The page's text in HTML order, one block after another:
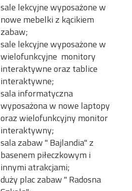
sale lekcyjne wyposażone w
nowe mebelki z kącikiem
zabaw;
sale lekcyjne wyposażone w
wielofunkcyjne monitory
interaktywne oraz tablice
interaktywne;
sala informatyczna
wyposażona w nowe laptopy
oraz wielofunkcyjny monitor
interaktywny;
sala zabaw " Bajlandia" z
basenem piłeczkowym i
innymi atrakcjami;
duży plac zabaw " Radosna